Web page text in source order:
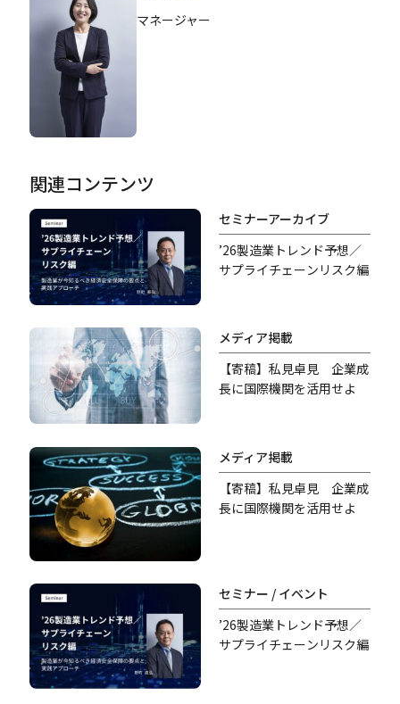
マネージャー
関連コンテンツ
セミナーアーカイブ
’26製造業トレンド予想／
サプライチェーンリスク編
メディア掲載
【寄稿】私見卓見 企業成
長に国際機関を活用せよ
メディア掲載
【寄稿】私見卓見 企業成
長に国際機関を活用せよ
セミナー / イベント
’26製造業トレンド予想／
サプライチェーンリスク編